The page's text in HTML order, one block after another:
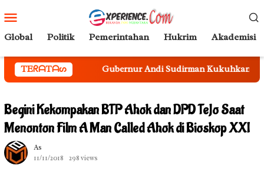
ke
kontenMobile
Global Politik Pemerintahan Hukrim Akademisi
TEᖇᗩTᗩᔕGubernur Andi Sudirman Kukuhkan Sekda Sulsel
Begini Kekompakan BTP Ahok dan DPD TeJo Saat
Menonton Film A Man Called Ahok di Bioskop XXI
As
11/11/2018
298 views